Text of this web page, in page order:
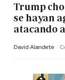
Trump
se hayan
atacando
David Alandete